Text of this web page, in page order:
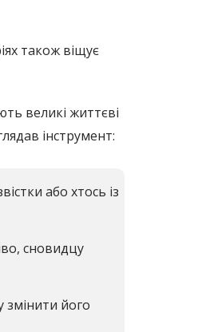
також віщує
великі життєві
інструмент:
або хтось із
сновидцу
змінити його